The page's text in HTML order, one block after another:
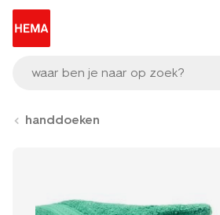
waar ben je naar op zoek?
handdoeken